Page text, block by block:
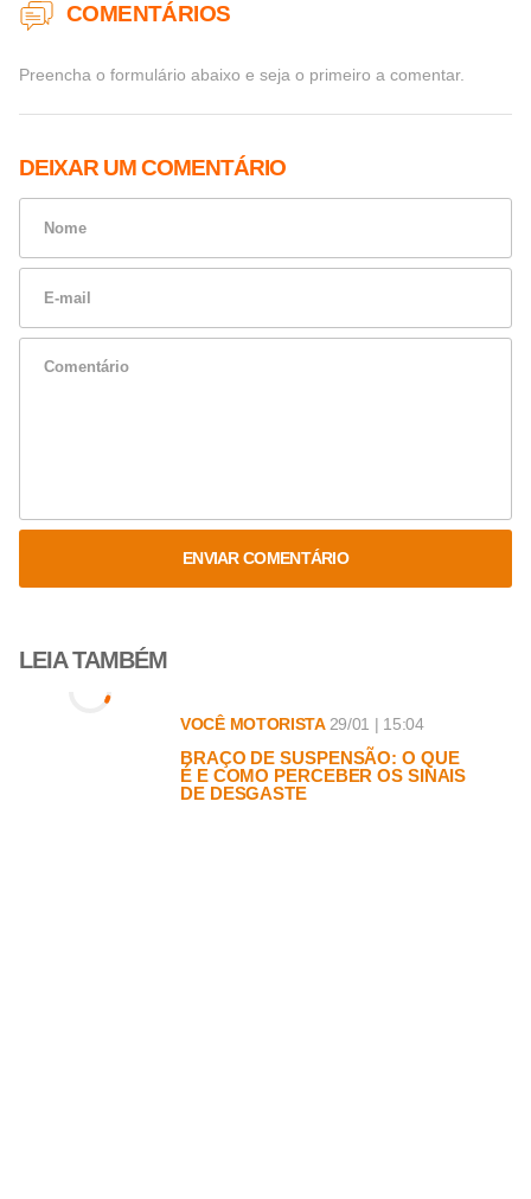
COMENTÁRIOS
Preencha o formulário abaixo e seja o primeiro a comentar.
DEIXAR UM COMENTÁRIO
ENVIAR COMENTÁRIO
LEIA TAMBÉM
VOCÊ MOTORISTA 29/01 | 15:04
BRAÇO DE SUSPENSÃO: O QUE
É E COMO PERCEBER OS SINAIS
DE DESGASTE